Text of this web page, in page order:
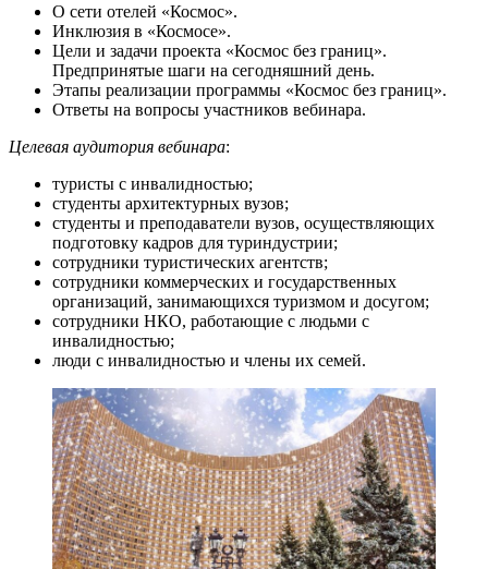
О сети отелей «Космос».
Инклюзия в «Космосе».
Цели и задачи проекта «Космос без границ».
Предпринятые шаги на сегодняшний день.
Этапы реализации программы «Космос без границ».
Ответы на вопросы участников вебинара.
Целевая аудитория вебинара:
туристы с инвалидностью;
студенты архитектурных вузов;
студенты и преподаватели вузов, осуществляющих
подготовку кадров для туриндустрии;
сотрудники туристических агентств;
сотрудники коммерческих и государственных
организаций, занимающихся туризмом и досугом;
сотрудники НКО, работающие с людьми с
инвалидностью;
люди с инвалидностью и члены их семей.